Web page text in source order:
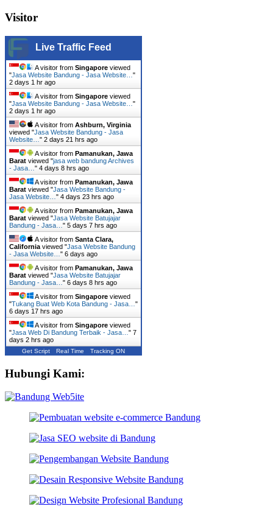
Visitor
Live Traffic Feed
A visitor from Singapore viewed
"Jasa Website Bandung - Jasa Website… "
2 days 1 hr ago
A visitor from Singapore viewed
"Jasa Website Bandung - Jasa Website… "
2 days 1 hr ago
A visitor from Ashburn, Virginia
viewed "Jasa Website Bandung - Jasa
Website… " 2 days 21 hrs ago
A visitor from Pamanukan, Jawa
Barat viewed "jasa web bandung Archives
- Jasa… " 4 days 8 hrs ago
A visitor from Pamanukan, Jawa
Barat viewed "Jasa Website Bandung -
Jasa Website… " 4 days 23 hrs ago
A visitor from Pamanukan, Jawa
Barat viewed "Jasa Website Batujajar
Bandung - Jasa… " 5 days 7 hrs ago
A visitor from Santa Clara,
California viewed "Jasa Website Bandung
- Jasa Website… " 6 days ago
A visitor from Pamanukan, Jawa
Barat viewed "Jasa Website Batujajar
Bandung - Jasa… " 6 days 8 hrs ago
A visitor from Singapore viewed
"Tukang Buat Web Kota Bandung - Jasa… "
6 days 17 hrs ago
A visitor from Singapore viewed
"Jasa Web Di Bandung Terbaik - Jasa… " 7
days 2 hrs ago
Get Script Real Time Tracking ON
Hubungi Kami: